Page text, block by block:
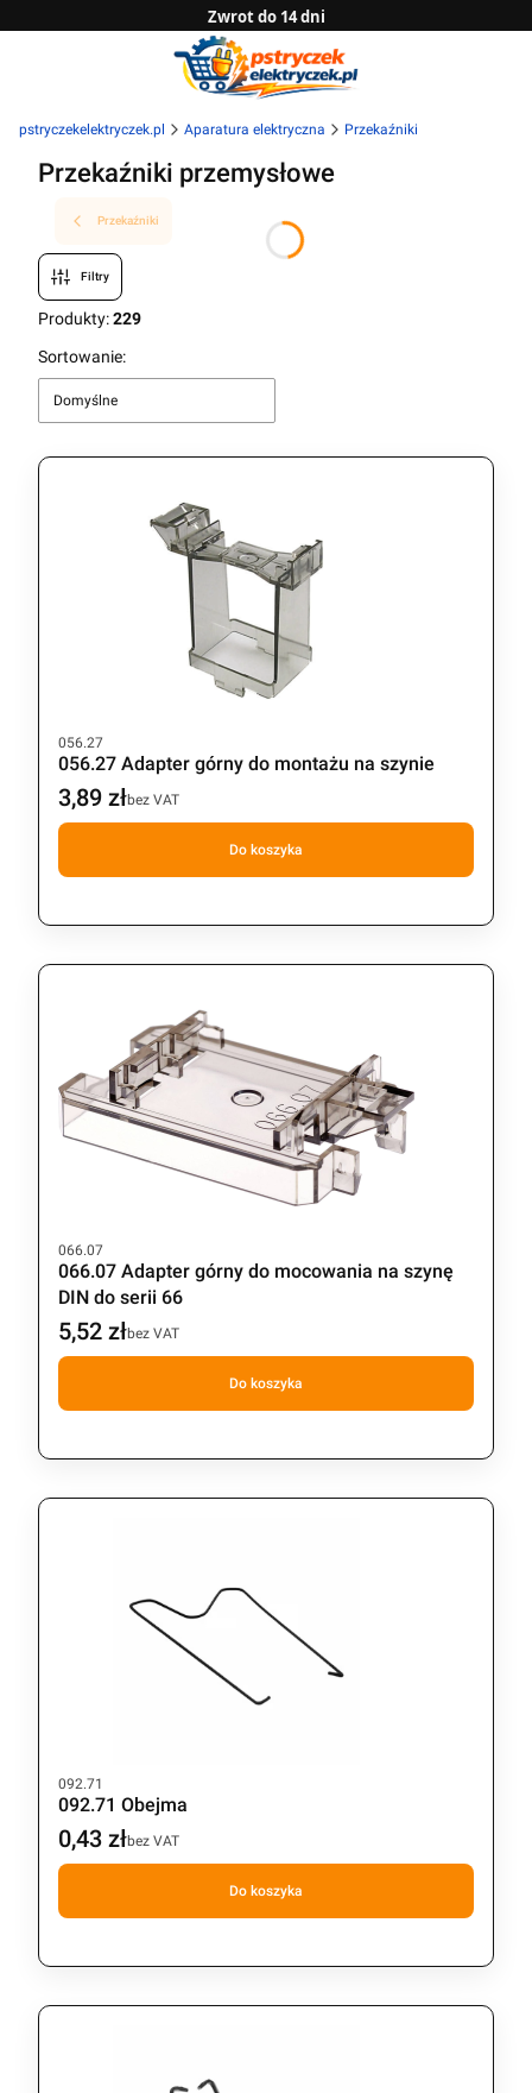
Zwrot do 14 dni
Sprawdź naszą ofertę B2B
pstryczekelektryczek.pl Aparatura elektryczna Przekaźniki
Przekaźniki przemysłowe
Przekaźniki
Filtry
Produkty:229
Lista produktów
Sortowanie:
Domyślne
Kod produktu
056.27
056.27 Adapter górny do montażu na szynie
Cena
3,89 złbez VAT
Do koszyka
Kod produktu
066.07
066.07 Adapter górny do mocowania na szynę
DIN do serii 66
Cena
5,52 złbez VAT
Do koszyka
Kod produktu
092.71
092.71 Obejma
Cena
0,43 złbez VAT
Do koszyka